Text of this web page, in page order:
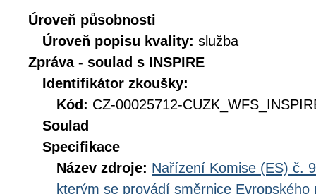
Úroveň působnosti
Úroveň popisu kvality: služba
Zpráva - soulad s INSPIRE
Identifikátor zkoušky:
Kód: CZ-00025712-
Soulad
Specifikace
Název zdroje: Nařízení Komise (ES) č.
kterým se provádí směrnice